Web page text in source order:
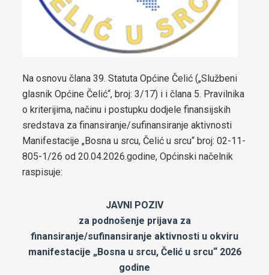
Na osnovu člana 39. Statuta Općine Čelić („Službeni
glasnik Općine Čelić“, broj: 3/17) i i člana 5. Pravilnika
o kriterijima, načinu i postupku dodjele finansijskih
sredstava za finansiranje/sufinansiranje aktivnosti
Manifestacije „Bosna u srcu, Čelić u srcu“ broj: 02-11-
805-1/26 od 20.04.2026.godine, Općinski načelnik
raspisuje:
JAVNI POZIV
za podnošenje prijava za
finansiranje/sufinansiranje aktivnosti u okviru
manifestacije „Bosna u srcu, Čelić u srcu“ 2026
godine
Prostorni plan općine Čelić
Elaborat zaštite izvorišta
Strategija razvoja Općine Čelić 2026 - 2034
Etički kodeks Općinskog vijeća Čelić
Pravilnik za omladinska udruženja
Strategija za smanjenje energetskog siromaštva stanovništva
Lokalni ekološki akcioni plan (LEAP) općine Čelić
Javne nabavke
Javni pozivi za nabavke